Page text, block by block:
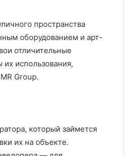
пространства
оборудованием и арт-
отличительные
использования,
Group.
который займется
их на объекте.